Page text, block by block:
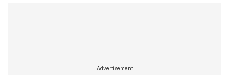
Advertisement